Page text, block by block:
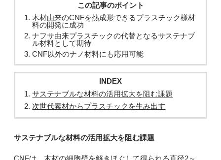
この記事のポイント
木材由来のCNFを熱成形できるプラスチック様材
料の開発に成功
ナフサ由来プラスチックの代替となるサステナブ
ル材料として期待
CNF以外のナノ材料にも応用可能
INDEX
サステナブルな材料の活用拡大を阻む課題
次世代素材からプラスチックを生み出す
サステナブルな材料の活用拡大を阻む課題
CNFは、木材の細胞壁を解きほぐして得られる直径2～